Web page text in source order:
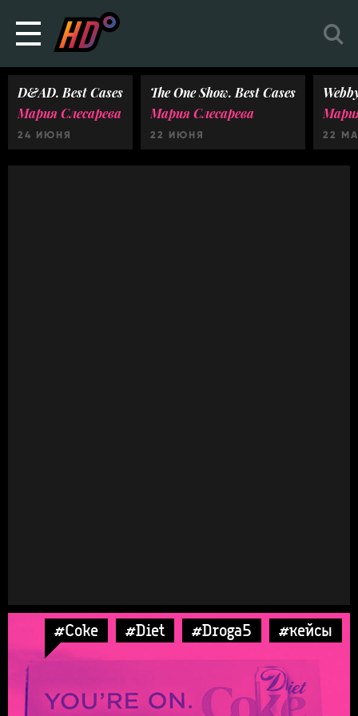
D&AD. Best Cases
Мария Слесарева
24 ИЮНЯ
The One Show. Best Cases
Мария Слесарева
22 ИЮНЯ 22
#Coke #Diet #Droga5 #кейсы